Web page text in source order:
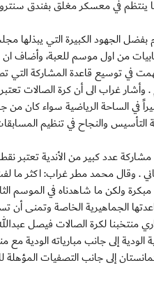
في معسكر مغلق بفندق
الجهود الكبيرة التي يبذلها
من اول موسم للعبة، وأضاف
في توسيع قاعدة المشاركة
غراب الى أن كرة الصالات
في الساحة الرياضية سواء كان من
التأسيس والنجاح في تنظيم
عدد كبير من الأندية تعتبر
. وقال محمد مطر غراب: اكثر ما
ولكن ما شاهدناه في الموسم
الجماهيرية الخاصة وتمنى أن
لكرة الصالات فيصل
إلى جانب مبارياته الودية مع
إلى جانب التصفيات المؤهلة